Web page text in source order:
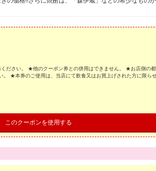
ださい。 ★他のクーポン券との併用はできません。 ★お店側の都
★本券のご使用は、当店にて飲食又はお買上げされた方に限ら
このクーポンを使用する